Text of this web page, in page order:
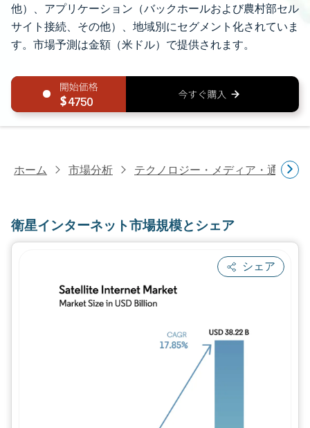
他）、アプリケーション（バックホールおよび農村部セル
サイト接続、その他）、地域別にセグメント化されていま
す。市場予測は金額（米ドル）で提供されます。
4750
ホーム 市場分析 テクノロジー・メディア・通信研
衛星インターネット市場規模とシェア
シェア
画像 © Mordor Intelligence。再利用には